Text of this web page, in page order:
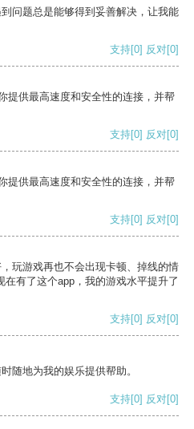
问题总是能够得到妥善解决，让我能
支持[0] 反对[0]
提供最高速度和安全性的连接，并帮
支持[0] 反对[0]
提供最高速度和安全性的连接，并帮
支持[0] 反对[0]
玩游戏再也不会出现卡顿、掉线的情
有了这个app，我的游戏水平提升了
支持[0] 反对[0]
随地为我的娱乐提供帮助。
支持[0] 反对[0]